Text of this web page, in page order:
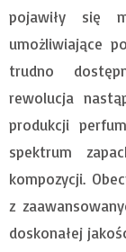
pojawiły się
umożliwiające
trudno
rewolucja
produkcji
spektrum
kompozycji.
z
doskonałej